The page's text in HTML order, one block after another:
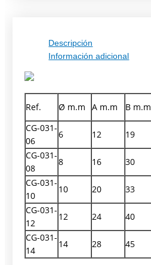
Descripción
Información adicional
Ref. Ø m.m A m.m B m.m
CG-031-
06
6 12 19
CG-031-
08
8 16 30
CG-031-
10
10 20 33
CG-031-
12
12 24 40
CG-031-
14
14 28 45